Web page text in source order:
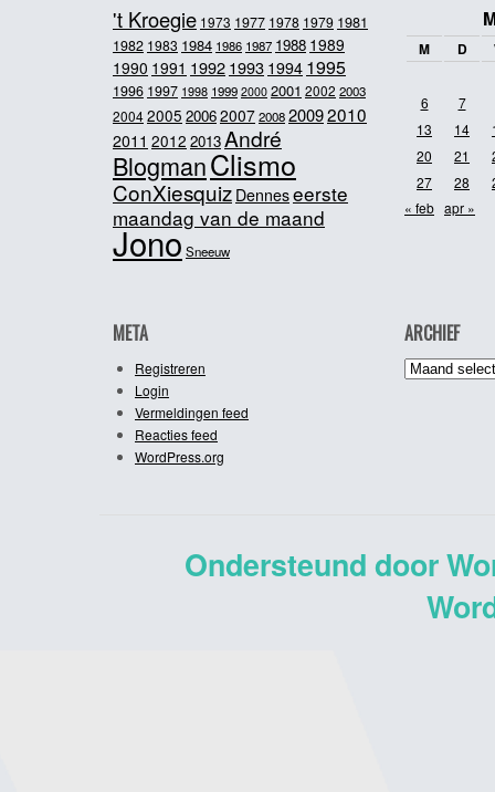
't Kroegie 1973 1977 1978 1979 1981
1982 1983 1984 1986 1987 1988 1989
1990 1991 19921993 1994 1995
1996 1997 1998 1999 2000 2001 2002 2003
20042005 20062007200820092010
2011 2012 2013André
BlogmanClismo
ConXiesquiz Denneseerste
maandag van de maand
JonoSneeuw
M D
6
7
13
14
20
21
27
28
« feb apr »
META
Registreren
Login
Vermeldingen feed
Reacties feed
WordPress.org
ARCHIEF
Archief
Ondersteund door